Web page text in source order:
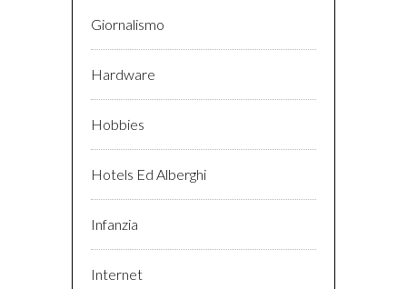
Giornalismo
Hardware
Hobbies
Hotels Ed Alberghi
Infanzia
Internet